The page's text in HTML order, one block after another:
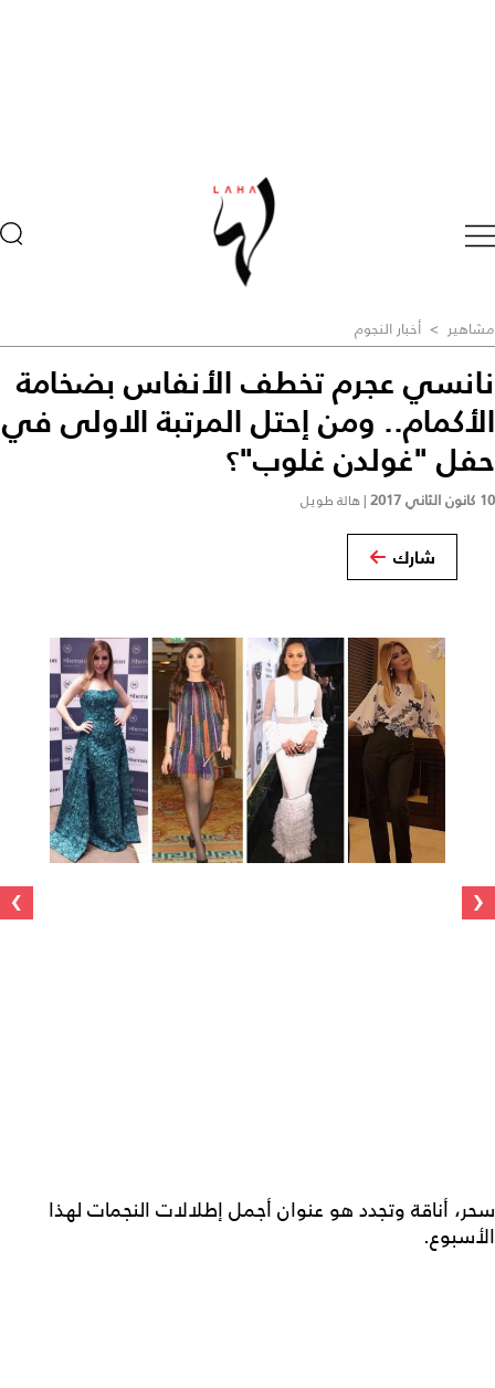
مشاهير > أخبار النجوم
نانسي عجرم تخطف الأنفاس بضخامة
الأكمام.. ومن إحتل المرتبة الاولى في
حفل "غولدن غلوب"؟
10 كانون الثاني 2017 |هالة طويل
شارك
‹
›
سحر، أناقة وتجدد هو عنوان أجمل إطلالات النجمات لهذا
الأسبوع.